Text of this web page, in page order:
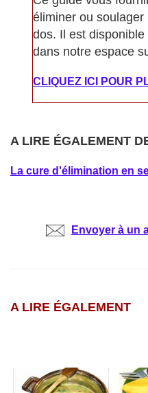
éliminer ou
dos. Il est
dans notre espace
CLIQUEZ ICI POUR
A LIRE ÉGALEMENT
La cure d'élimination en
Envoyer à un
A LIRE ÉGALEMENT